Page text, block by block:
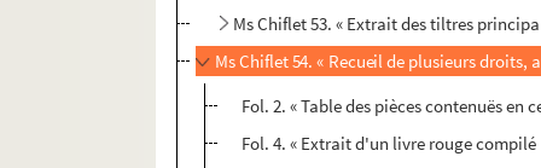
Ms Chiflet 53. « Extrait des tiltres
Ms Chiflet 54. « Recueil de plusieurs
Fol. 2. « Table des pièces contenuës en
Fol. 4. « Extrait d'un livre rouge